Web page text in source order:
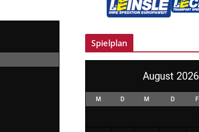
Spielplan
August 2026
M D M D F